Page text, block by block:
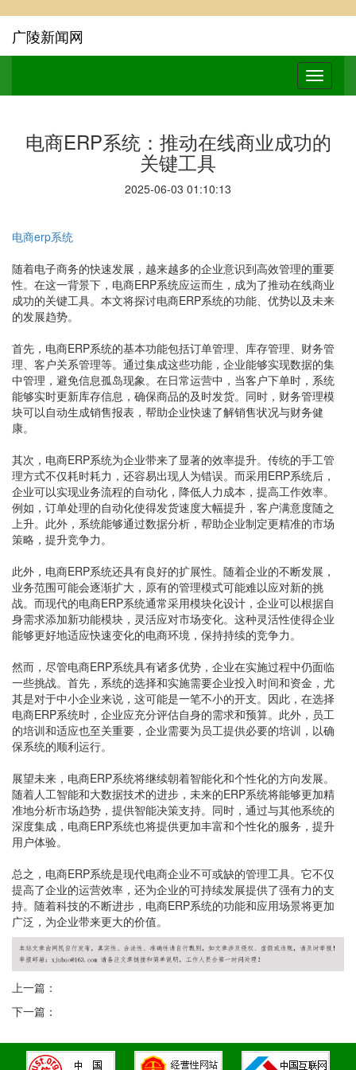
广陵新闻网
电商ERP系统：推动在线商业成功的
关键工具
2025-06-03 01:10:13
电商erp系统
随着电子商务的快速发展，越来越多的企业意识到高效管理的重要
性。在这一背景下，电商ERP系统应运而生，成为了推动在线商业
成功的关键工具。本文将探讨电商ERP系统的功能、优势以及未来
的发展趋势。
首先，电商ERP系统的基本功能包括订单管理、库存管理、财务管
理、客户关系管理等。通过集成这些功能，企业能够实现数据的集
中管理，避免信息孤岛现象。在日常运营中，当客户下单时，系统
能够实时更新库存信息，确保商品的及时发货。同时，财务管理模
块可以自动生成销售报表，帮助企业快速了解销售状况与财务健
康。
其次，电商ERP系统为企业带来了显著的效率提升。传统的手工管
理方式不仅耗时耗力，还容易出现人为错误。而采用ERP系统后，
企业可以实现业务流程的自动化，降低人力成本，提高工作效率。
例如，订单处理的自动化使得发货速度大幅提升，客户满意度随之
上升。此外，系统能够通过数据分析，帮助企业制定更精准的市场
策略，提升竞争力。
此外，电商ERP系统还具有良好的扩展性。随着企业的不断发展，
业务范围可能会逐渐扩大，原有的管理模式可能难以应对新的挑
战。而现代的电商ERP系统通常采用模块化设计，企业可以根据自
身需求添加新功能模块，灵活应对市场变化。这种灵活性使得企业
能够更好地适应快速变化的电商环境，保持持续的竞争力。
然而，尽管电商ERP系统具有诸多优势，企业在实施过程中仍面临
一些挑战。首先，系统的选择和实施需要企业投入时间和资金，尤
其是对于中小企业来说，这可能是一笔不小的开支。因此，在选择
电商ERP系统时，企业应充分评估自身的需求和预算。此外，员工
的培训和适应也至关重要，企业需要为员工提供必要的培训，以确
保系统的顺利运行。
展望未来，电商ERP系统将继续朝着智能化和个性化的方向发展。
随着人工智能和大数据技术的进步，未来的ERP系统将能够更加精
准地分析市场趋势，提供智能决策支持。同时，通过与其他系统的
深度集成，电商ERP系统也将提供更加丰富和个性化的服务，提升
用户体验。
总之，电商ERP系统是现代电商企业不可或缺的管理工具。它不仅
提高了企业的运营效率，还为企业的可持续发展提供了强有力的支
持。随着科技的不断进步，电商ERP系统的功能和应用场景将更加
广泛，为企业带来更大的价值。
上一篇：
下一篇：